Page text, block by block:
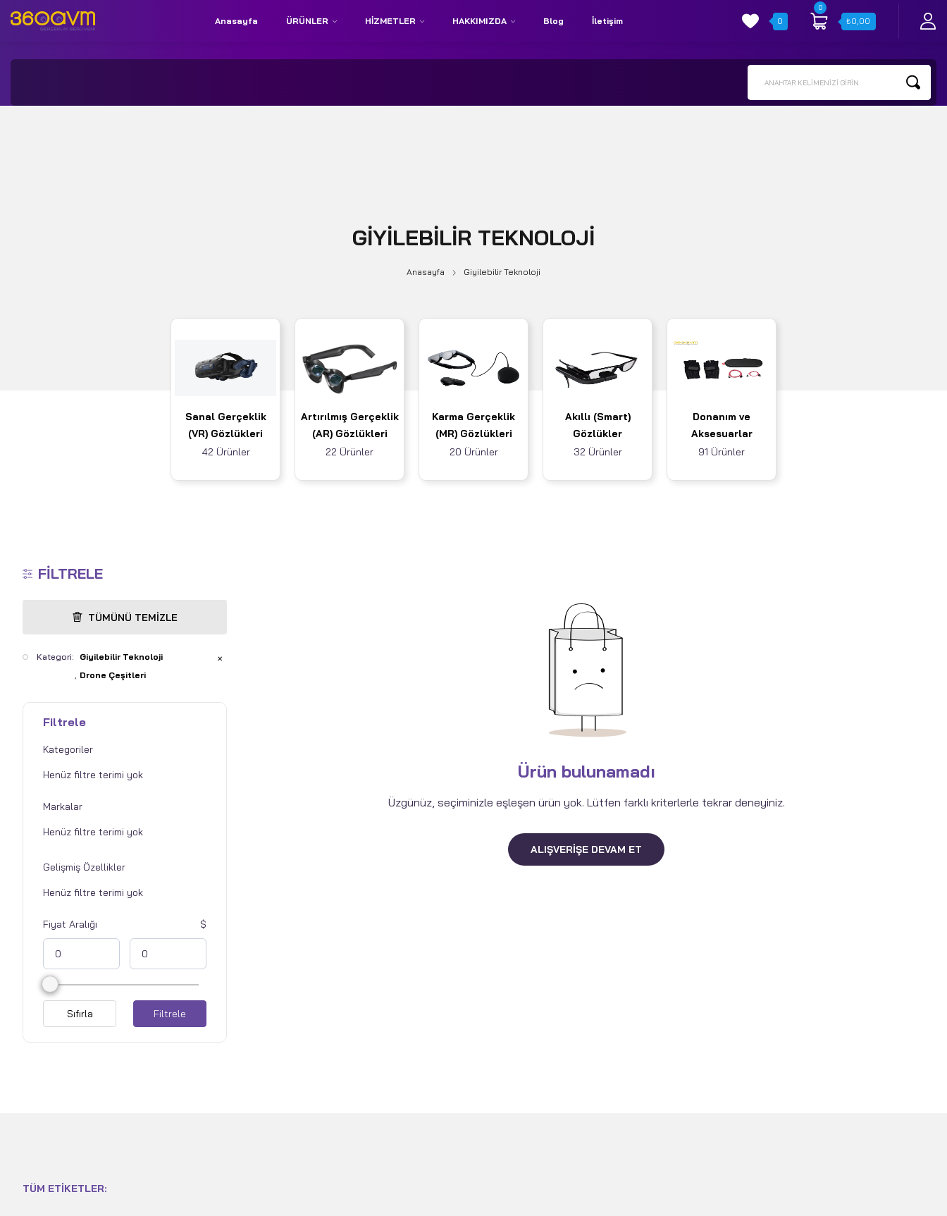
İletişim: +90 850 532 9312
ANAHTAR KELIMENIZI GIRIN
Anasayfa ÜRÜNLER HIZMETLER HAKKIMIZDA Blog İletişim 0
0
₺0,00
GIYILEBILIR TEKNOLOJI
Anasayfa Giyilebilir Teknoloji
Sanal Gerçeklik
(VR) Gözlükleri
42 Ürünler
Artırılmış Gerçeklik
(AR) Gözlükleri
22 Ürünler
Karma Gerçeklik
(MR) Gözlükleri
20 Ürünler
Akıllı (Smart)
Gözlükler
32 Ürünler
Donanım ve
Aksesuarlar
91 Ürünler
FILTRELE
TÜMÜNÜ TEMIZLE
Kategori:
Giyilebilir Teknoloji
Drone Çeşitleri
✕
Filtrele
Kategoriler
Markalar
Gelişmiş Özellikler
Fiyat Aralığı
Filtrele
Sıfırla
Ürün bulunamadı
Üzgünüz, seçiminizle eşleşen ürün yok. Lütfen farklı kriterlerle tekrar deneyiniz.
ALIŞVERIŞE DEVAM ET
TÜM ETIKETLER: